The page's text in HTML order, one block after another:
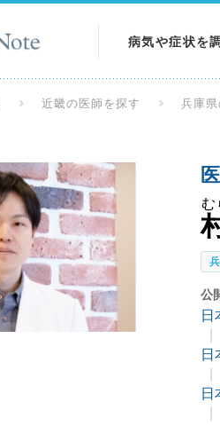
病気や症状を
検査を調べる
近畿の医師を探す 兵庫
む
公
日
日
日